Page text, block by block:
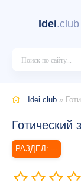
Idei.club
Idei.club »
Готический
---